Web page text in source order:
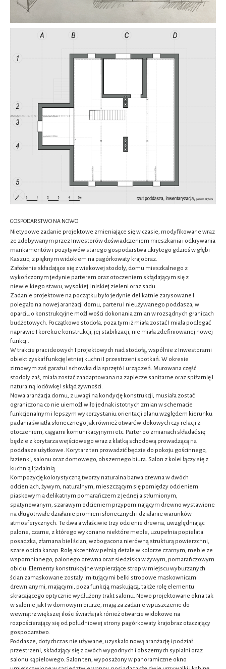
GOSPODARSTWO NA NOWO
Nietypowe zadanie projektowe zmieniające się w czasie, modyfikowane wraz
ze zdobywanym przez Inwestorów doświadczeniem mieszkania i odkrywania
mankamentów i pozytywów starego gospodarstwa ukrytego gdzieś w głębi
Kaszub, z pięknym widokiem na pagórkowaty krajobraz.
Założenie składające się z wiekowej stodoły, domu mieszkalnego z
wykończonym jedynie parterem oraz otoczeniem skłądającym się z
niewielkiego stawu, wysokiej I niskiej zieleni oraz sadu.
Zadanie projektowe na początku było jedynie delikatnie zarysowane I
polegało na nowej aranżacji domu, parteru I nieużywanego poddasza, w
oparciu o konstrukcyjne możliwości dokonania zmian w rozsądnych granicach
budżetowych. Początkowo stodoła, poza tym iż miała zostać I miała podlegać
naprawie I korekcie konstrukcji, jej stabilizacji, nie miała zdefiniowanej nowej
funkcji.
W trakcie prac ideowych I projektowych nad stodołą, wspólnie z Inwestorami
obiekt zyskał funkcję letniej kuchni I przestrzeni spotkań. W okresie
zimowym zaś garażu I schowka dla sprzętó I urządzeń. Murowana część
stodoły zaś, miała zostać zaadaptowana na zaplecze sanitarne oraz spiżarnię I
naturalną lodówkę I skłąd żywności.
Nowa aranżacja domu, z uwagi na kondycję konstrukcji, musiała zostać
ograniczona co nie uiemożliwiło jednak istotnych zmian w schemacie
funkcjonalnym i lepszym wykorzystaniu orientacji planu względem kierunku
padania światła słonecznego jak również otwarć widokowych czy relacji z
otoczeniem, ciągami komunikacyjnymi etc. Parter po zmianach składać się
będzie z korytarza wejściowego wraz z klatką schodową prowadzącą na
poddasze użytkowe. Korytarz ten prowadzić będzie do pokoju gościnnego,
łazienki, salonu oraz domowego, obszernego biura. Salon z kolei łączy się z
kuchnią I jadalnią.
Kompozycję kolorystyczną tworzy naturalna barwa drewna w dwóch
odcieniach, żywym, naturalnym, mieszczącym się pomiędzy odcieniem
piaskowym a delikatnym pomarańczem z jednej a stłumionym,
spatynowanym, szarawym odcieniem przypominającym drewno wystawione
na długotrwałe działanie promieni słonecznych i działanie warunków
atmosferycznych. Te dwa a właściwie trzy odcienie drewna, uwzględniając
palone, czarne, z którego wykonano niektóre meble, uzupełnia popielata
posadzka, złamana biel ścian, wzbogacona nierówną strukturą powierzchni,
szare obicia kanap. Rolę akcentów pełnią detale w kolorze czarnym, meble ze
wspomnianego, palonego drewna oraz siedziska w żywym, pomarańczowym
obiciu. Elementy konstrukcyjne wspierające strop w miejscu wyburzanych
ścian zamaskowane zostały imitującymi belki stropowe maskownicami
drewnianymi, mającymi, poza funkcją maskującą, także rolę elementu
skracającego optycznie wydłużony trakt salonu. Nowo projektowane okna tak
w salonie jak I w domowym biurze, mają za zadanie wpuszczenie do
wewnątrz większej ilości światła jak rónież otwarcie widokowe na
rozpościerający się od południowej strony pagórkowaty krajobraz otaczający
gospodarstwo.
Poddasze, dotychczas nie używane, uzyskało nową aranżację i podział
przestrzeni, składający się z dwóch wygodnych i obszernych sypialni oraz
salonu kąpielowego. Salon ten, wyposażony w panoramiczne okno